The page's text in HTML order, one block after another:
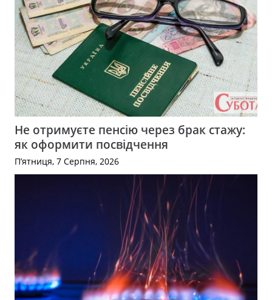
Не отримуєте пенсію через брак стажу:
як оформити посвідчення
П’ятниця, 7 Серпня, 2026